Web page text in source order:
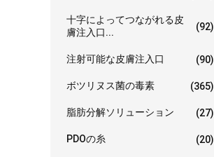
十字によってつながれる皮
膚注入口...
(92)
注射可能な皮膚注入口 (90)
ボツリヌス菌の毒素 (365)
脂肪分解ソリューション (27)
PDOの糸 (20)